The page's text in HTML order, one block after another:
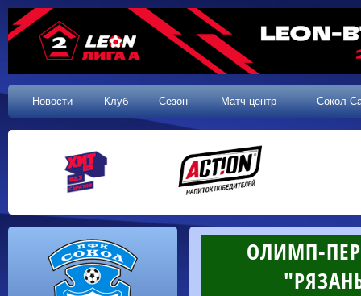
Новости Клуб Сезон Матч-центр Сокол
ОЛИМП-